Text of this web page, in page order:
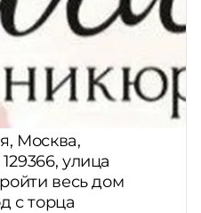
Москва,
улица
весь дом
с торца